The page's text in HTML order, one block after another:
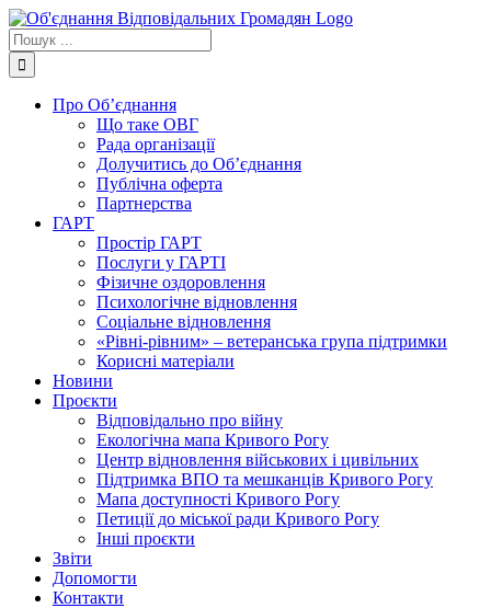
Skip
to
content
Пошук
...
Про Об’єднання
Що таке ОВГ
Рада організації
Долучитись до Об’єднання
Публічна оферта
Партнерства
ГАРТ
Простір ГАРТ
Послуги у ГАРТІ
Фізичне оздоровлення
Психологічне відновлення
Соціальне відновлення
«Рівні-рівним» – ветеранська група підтримки
Корисні матеріали
Новини
Проєкти
Відповідально про війну
Екологічна мапа Кривого Рогу
Центр відновлення військових і цивільних
Підтримка ВПО та мешканців Кривого Рогу
Мапа доступності Кривого Рогу
Петиції до міської ради Кривого Рогу
Інші проєкти
Звіти
Допомогти
Контакти